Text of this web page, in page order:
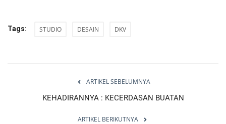
Tags: STUDIO DESAIN DKV
ARTIKEL SEBELUMNYA
KEHADIRANNYA : KECERDASAN BUATAN
ARTIKEL BERIKUTNYA